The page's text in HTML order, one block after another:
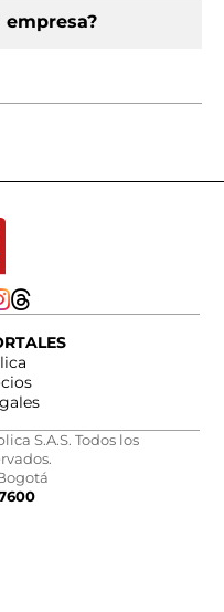
empresa?
S.A.S. Todos los